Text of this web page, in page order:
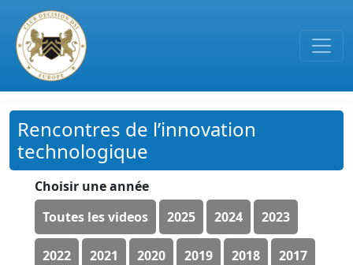
Passer au contenu principal
Rencontres de l’innovation
technologique
Choisir une année
Toutes les videos
2025 2024 2023
2022 2021 2020 2019 2018 2017